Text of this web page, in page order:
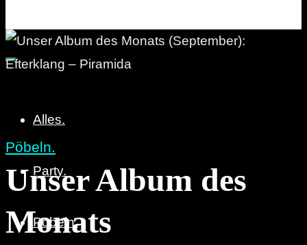
Alles.
Party.
Pöbeln.
Pöbeln.
Unser Album des
Monats